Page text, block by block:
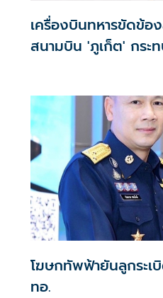
เครื่องบินทหารขัดข้อ
สนามบิน 'ภูเก็ต' กระ
โฆษกทัพฟ้ายันลูกระเ
ทอ.